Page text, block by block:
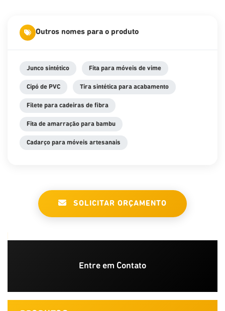
Outros nomes para o produto
Junco sintético Fita para móveis de vime
Cipó de PVC Tira sintética para acabamento
Filete para cadeiras de fibra
Fita de amarração para bambu
Cadarço para móveis artesanais
SOLICITAR ORÇAMENTO
Entre em Contato